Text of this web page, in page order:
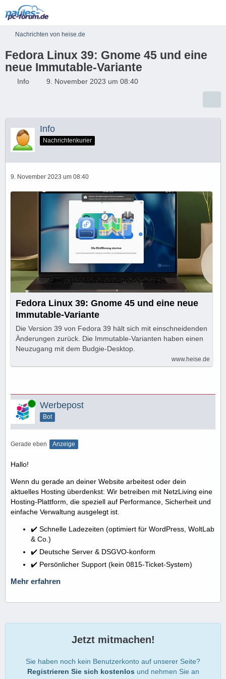
Nachrichten von heise.de
Fedora Linux 39: Gnome 45 und eine
neue Immutable-Variante
Info 9. November 2023 um 08:40
Info
Nachrichtenkurier
9. November 2023 um 08:40
Fedora Linux 39: Gnome 45 und eine neue
Immutable-Variante
Die Version 39 von Fedora 39 hält sich mit einschneidenden
Änderungen zurück. Die Immutable-Varianten haben einen
Neuzugang mit dem Budgie-Desktop.
www.heise.de
Online Werbepost
Bot
Gerade eben Anzeige
Hallo!
Wenn du gerade an deiner Website arbeitest oder dein
aktuelles Hosting überdenkst: Wir betreiben mit NetzLiving eine
Hosting-Plattform, die speziell auf Performance, Sicherheit und
einfache Verwaltung ausgelegt ist.
✔️ Schnelle Ladezeiten (optimiert für WordPress, WoltLab
& Co.)
✔️ Deutsche Server & DSGVO-konform
✔️ Persönlicher Support (kein 0815-Ticket-System)
Mehr erfahren
Jetzt mitmachen!
Sie haben noch kein Benutzerkonto auf unserer Seite?
Registrieren Sie sich kostenlos und nehmen Sie an